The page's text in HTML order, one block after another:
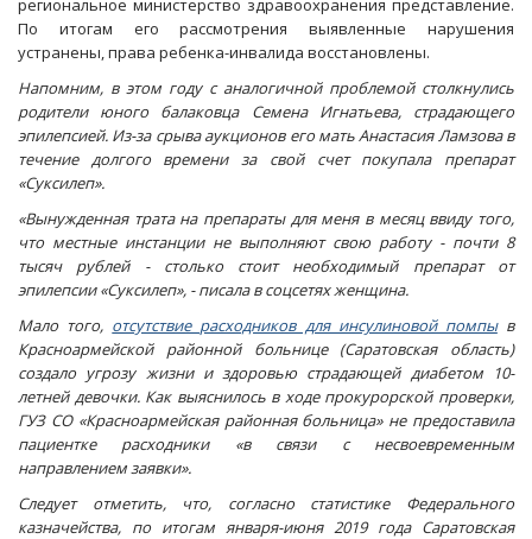
региональное министерство здравоохранения представление.
По итогам его рассмотрения выявленные нарушения
устранены, права ребенка-инвалида восстановлены.
Напомним, в этом году с аналогичной проблемой столкнулись
родители юного балаковца Семена Игнатьева, страдающего
эпилепсией. Из-за срыва аукционов его мать Анастасия Ламзова в
течение долгого времени за свой счет покупала препарат
«Суксилеп».
«Вынужденная трата на препараты для меня в месяц ввиду того,
что местные инстанции не выполняют свою работу - почти 8
тысяч рублей - столько стоит необходимый препарат от
эпилепсии «Суксилеп», - писала в соцсетях женщина.
Мало того, отсутствие расходников для инсулиновой помпыв
Красноармейской районной больнице (Саратовская область)
создало угрозу жизни и здоровью страдающей диабетом 10-
летней девочки. Как выяснилось в ходе прокурорской проверки,
ГУЗ СО «Красноармейская районная больница» не предоставила
пациентке расходники «в связи с несвоевременным
направлением заявки».
Следует отметить, что, согласно статистике Федерального
казначейства, по итогам января-июня 2019 года Саратовская